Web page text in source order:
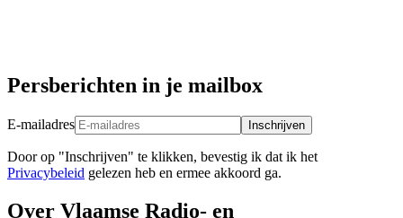
Persberichten in je mailbox
E-mailadres Inschrijven
Door op "Inschrijven" te klikken, bevestig ik dat ik het
Privacybeleid gelezen heb en ermee akkoord ga.
Over Vlaamse Radio- en